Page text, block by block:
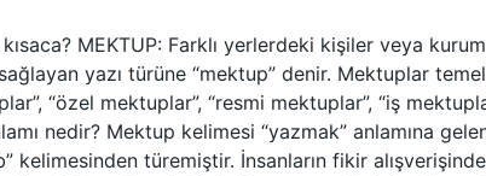
MEKTUP: Farklı yerlerdeki kişiler veya
yazı türüne “mektup” denir. Mektuplar
“özel mektuplar”, “resmi mektuplar”, “iş
nedir? Mektup kelimesi “yazmak” anlamına
kelimesinden türemiştir. İnsanların fikir